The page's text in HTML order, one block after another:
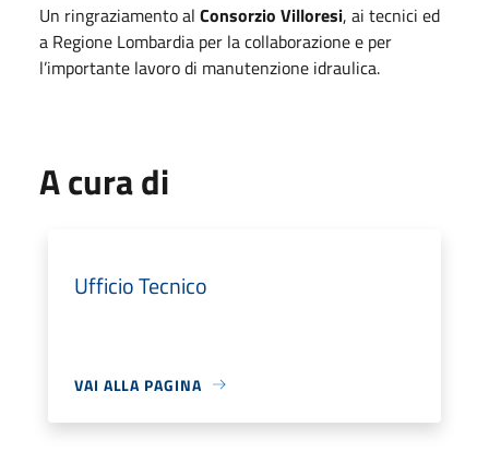
Un ringraziamento al Consorzio Villoresi, ai tecnici ed
a Regione Lombardia per la collaborazione e per
l’importante lavoro di manutenzione idraulica.
A cura di
Ufficio Tecnico
VAI ALLA PAGINA